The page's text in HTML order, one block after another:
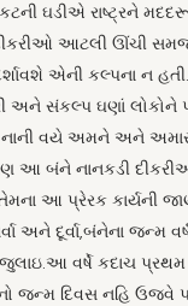
ઘડીએ રાષ્ટ્રને
દીકરીઓ આટલી ઊંચી
દર્શાવશે એની કલ્પના ન
અને સંકલ્પ ઘણાં લોકોને
વયે અમને અને અમારા
આ બંને નાનકડી
આ પ્રેરક કાર્યની
અને દૂર્વા,બંનેના જન્મ
વર્ષે કદાચ
જન્મ દિવસ નહિ